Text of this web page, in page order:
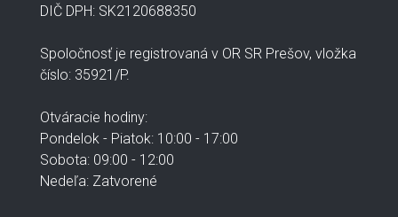
DIČ DPH: SK2120688350
Spoločnosť je registrovaná v OR SR Prešov, vložka
číslo: 35921/P.
Otváracie hodiny:
Pondelok - Piatok: 10:00 - 17:00
Sobota: 09:00 - 12:00
Nedeľa: Zatvorené